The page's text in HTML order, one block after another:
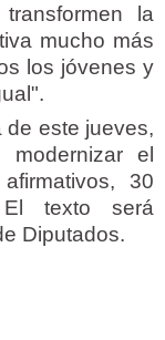
la
mucho más
los jóvenes y
de este jueves,
el
30
El texto será
Diputados.